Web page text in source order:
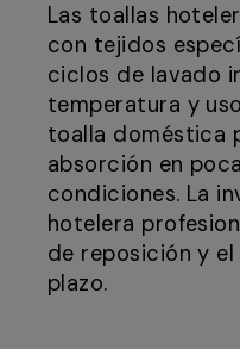
Las toallas
con tejidos
ciclos de lavado
temperatura y
toalla doméstica
absorción en
condiciones. La
hotelera
de reposición y
plazo.